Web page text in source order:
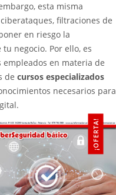
esta misma
filtraciones de
en riesgo la
negocio. Por ello, es
en materia de
de cursos especializados
necesarios para
¡OFERTA!